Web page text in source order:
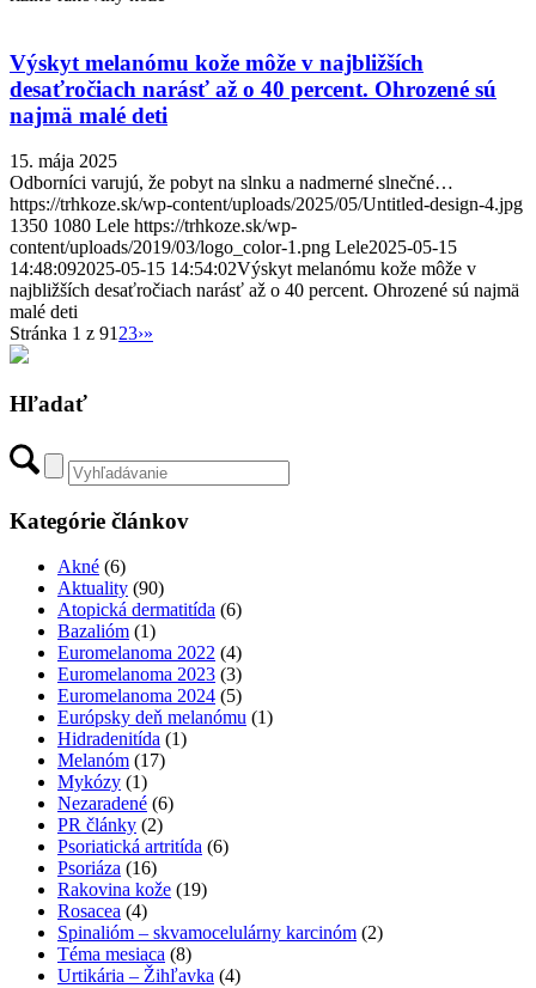
Výskyt melanómu kože môže v najbližších
desaťročiach narásť až o 40 percent. Ohrozené sú
najmä malé deti
15. mája 2025
Odborníci varujú, že pobyt na slnku a nadmerné slnečné…
https://trhkoze.sk/wp-content/uploads/2025/05/Untitled-design-4.jpg
1350 1080 Lele https://trhkoze.sk/wp-
content/uploads/2019/03/logo_color-1.png Lele2025-05-15
14:48:092025-05-15 14:54:02Výskyt melanómu kože môže v
najbližších desaťročiach narásť až o 40 percent. Ohrozené sú najmä
malé deti
Stránka 1 z 91 23›»
Hľadať
Kategórie článkov
Akné (6)
Aktuality (90)
Atopická dermatitída (6)
Bazalióm (1)
Euromelanoma 2022 (4)
Euromelanoma 2023 (3)
Euromelanoma 2024 (5)
Európsky deň melanómu (1)
Hidradenitída (1)
Melanóm (17)
Mykózy (1)
Nezaradené (6)
PR články (2)
Psoriatická artritída (6)
Psoriáza (16)
Rakovina kože (19)
Rosacea (4)
Spinalióm – skvamocelulárny karcinóm (2)
Téma mesiaca (8)
Urtikária – Žihľavka (4)